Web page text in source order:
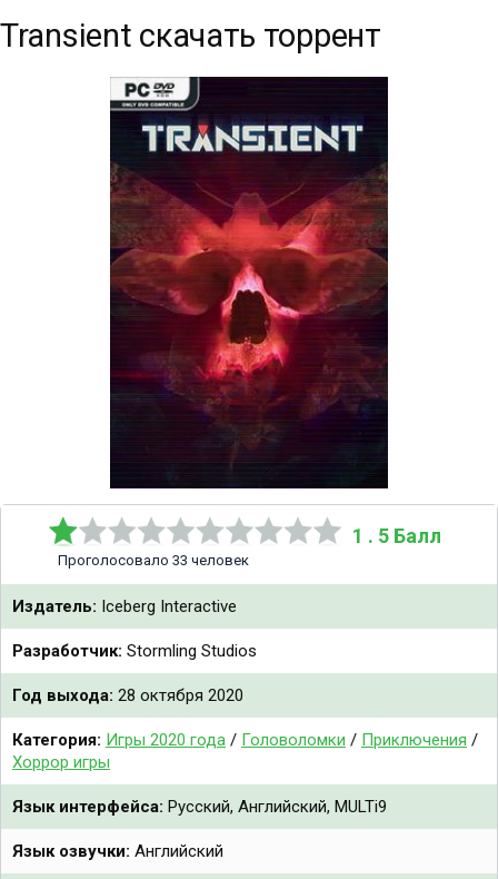
Transient скачать торрент
1 . 5 Балл
Проголосовало 33 человек
Издатель: Iceberg Interactive
Разработчик: Stormling Studios
Год выхода: 28 октября 2020
Категория: Игры 2020 года / Головоломки / Приключения /
Хоррор игры
Язык интерфейса: Русский, Английский, MULTi9
Язык озвучки: Английский